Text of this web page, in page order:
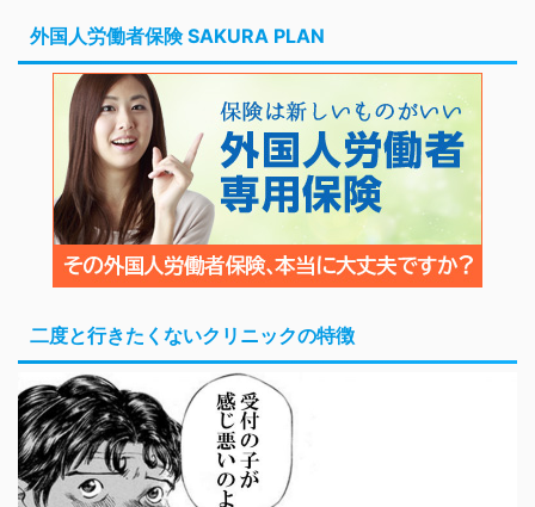
外国人労働者保険 SAKURA PLAN
二度と行きたくないクリニックの特徴